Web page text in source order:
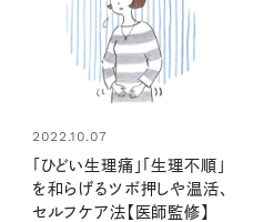
2022.10.07
「ひどい生理痛」「生理不順」
を和らげるツボ押しや温活、
セルフケア法【医師監修】